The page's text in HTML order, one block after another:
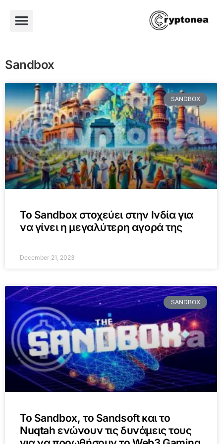
Sandbox
SANDBOX
To Sandbox στοχεύει στην Ινδία για
να γίνει η μεγαλύτερη αγορά της
December 21, 2023
SANDBOX
To Sandbox, το Sandsoft και το
Nuqtah ενώνουν τις δυνάμεις τους